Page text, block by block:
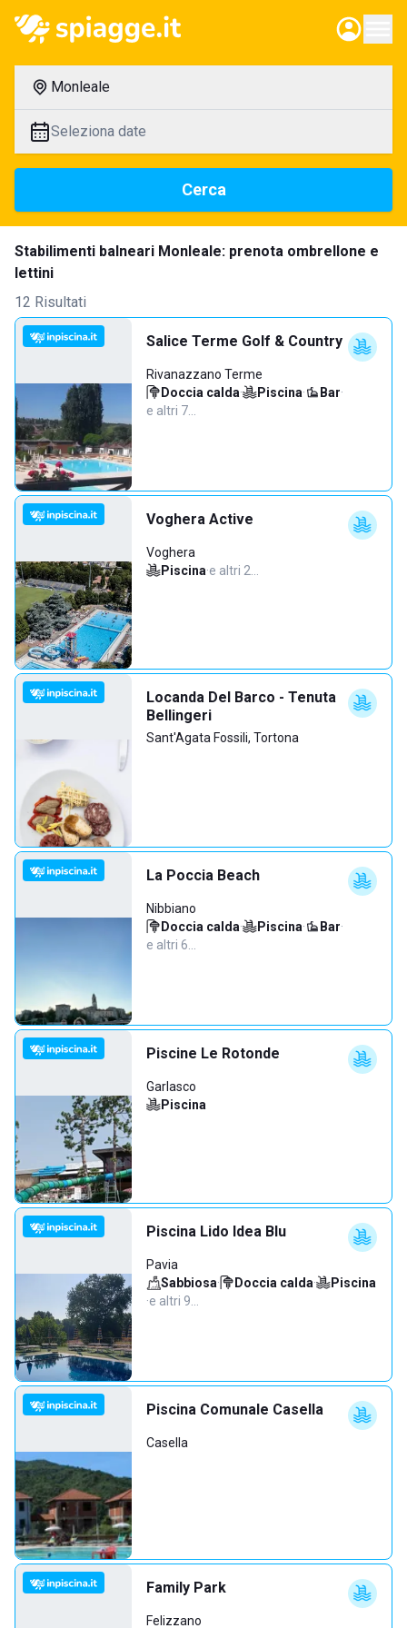
Monleale
Seleziona date
Cerca
Stabilimenti balneari Monleale: prenota ombrellone e
lettini
12 Risultati
Salice Terme Golf & Country
Rivanazzano Terme
Doccia calda· Piscina· Bar·
e altri 7…
Voghera Active
Voghera
Piscina·e altri 2…
Locanda Del Barco - Tenuta
Bellingeri
Sant'Agata Fossili, Tortona
La Poccia Beach
Nibbiano
Doccia calda· Piscina· Bar·
e altri 6…
Piscine Le Rotonde
Garlasco
Piscina
Piscina Lido Idea Blu
Pavia
Sabbiosa· Doccia calda·
Piscina
·e altri 9…
Piscina Comunale Casella
Casella
Family Park
Felizzano